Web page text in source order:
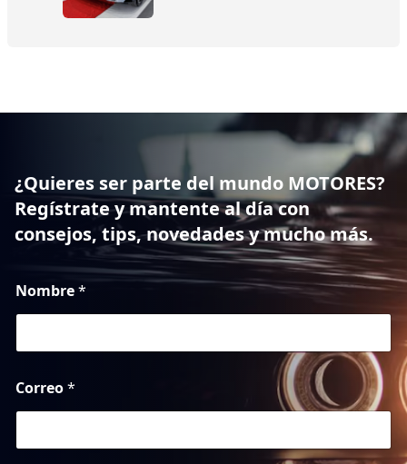
¿Quieres ser parte del mundo MOTORES?
Regístrate y mantente al día con
consejos, tips, novedades y mucho más.
Nombre*
Correo*